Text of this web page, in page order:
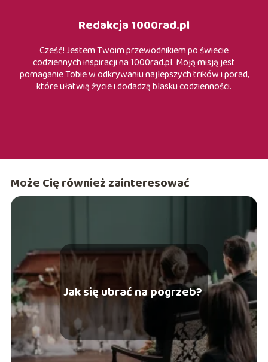
Redakcja 1000rad.pl
Cześć! Jestem Twoim przewodnikiem po świecie
codziennych inspiracji na 1000rad.pl. Moją misją jest
pomaganie Tobie w odkrywaniu najlepszych trików i porad,
które ułatwią życie i dodadzą blasku codzienności.
Może Cię również zainteresować
Jak się ubrać na pogrzeb?